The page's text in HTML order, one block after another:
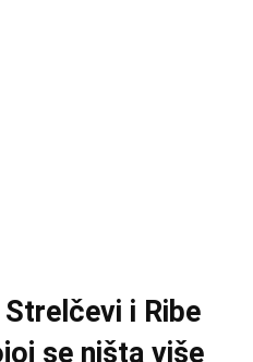
i Ribe
se ništa više